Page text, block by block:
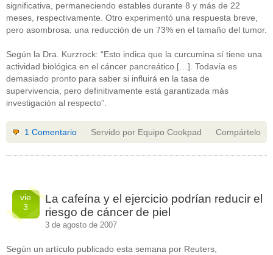
significativa, permaneciendo estables durante 8 y más de 22
meses, respectivamente. Otro experimentó una respuesta breve,
pero asombrosa: una reducción de un 73% en el tamaño del tumor.
Según la Dra. Kurzrock: “Esto indica que la curcumina sí tiene una
actividad biológica en el cáncer pancreático […]. Todavía es
demasiado pronto para saber si influirá en la tasa de
supervivencia, pero definitivamente está garantizada más
investigación al respecto”.
Servido por Equipo Cookpad
1 Comentario Compártelo
vie
3
La cafeína y el ejercicio podrían reducir el
riesgo de cáncer de piel
3 de agosto de 2007
Según un artículo publicado esta semana por Reuters,